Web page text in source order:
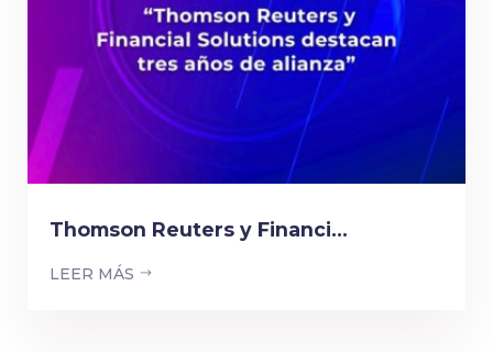
Thomson Reuters y Financi...
LEER MÁS